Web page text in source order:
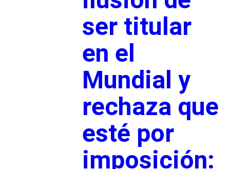
ser titular
en el
Mundial y
rechaza que
esté por
imposición: